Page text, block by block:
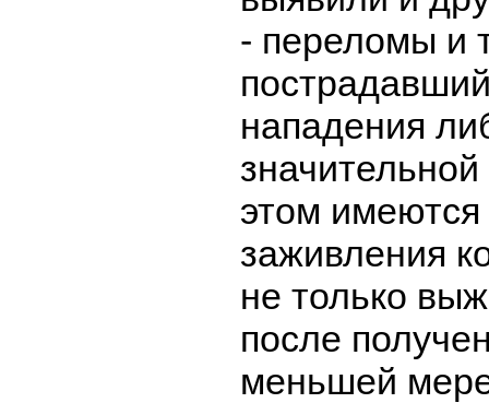
- переломы и
нападения
этом имеются
заживления
не только
после
меньшей